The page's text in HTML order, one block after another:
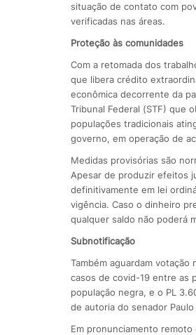
situação de contato com
verificadas nas áreas.
Proteção às comunidades
Com a retomada dos
que libera crédito
econômica decorrente da
Tribunal Federal (STF) que
populações tradicionais
governo, em operação de
Medidas provisórias são
Apesar de produzir efeitos
definitivamente em lei
vigência. Caso o dinheiro
qualquer saldo não poderá
Subnotificação
Também aguardam
casos de covid-19 entre as
população negra, e o PL
de autoria do senador Paulo
Em pronunciamento